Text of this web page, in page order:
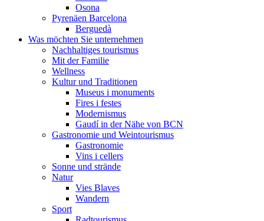
Osona
Pyrenäen Barcelona
Berguedà
Was möchten Sie unternehmen
Nachhaltiges tourismus
Mit der Familie
Wellness
Kultur und Traditionen
Museus i monuments
Fires i festes
Modernismus
Gaudí in der Nähe von BCN
Gastronomie und Weintourismus
Gastronomie
Vins i cellers
Sonne und strände
Natur
Vies Blaves
Wandern
Sport